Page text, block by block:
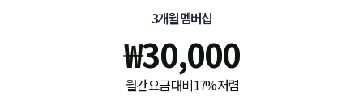
3개월 멤버십
₩30,000
월간 요금 대비 17% 저렴